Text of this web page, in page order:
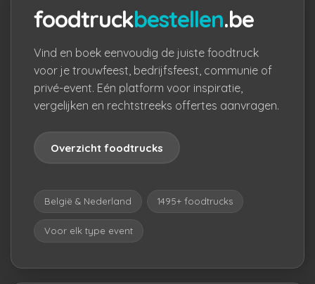
foodtruckbestellen.be
Vind en boek eenvoudig de juiste foodtruck
voor je trouwfeest, bedrijfsfeest, communie of
privé-event. Eén platform voor inspiratie,
vergelijken en rechtstreeks offertes aanvragen.
Overzicht foodtrucks
België & Nederland 1495+ foodtrucks
Voor elk type event